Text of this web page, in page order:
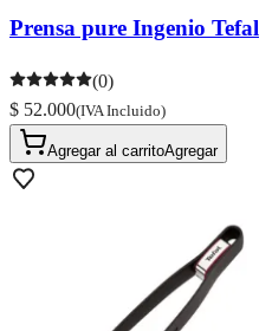
Prensa pure Ingenio Tefal
(0)
$ 52.000(IVA Incluido)
Agregar al carritoAgregar